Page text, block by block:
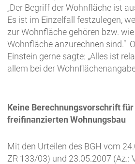
„Der Begriff der Wohnfläche ist
Es ist im Einzelfall festzulegen,
zur Wohnfläche gehören bzw.
Wohnfläche anzurechnen sind.“
Einstein gerne sagte: „Alles ist
allem bei der
Keine Berechnungsvorschrift für
freifinanzierten Wohnungsbau
Mit den Urteilen des BGH vom
ZR 133/03) und 23.05.2007 (Az.: